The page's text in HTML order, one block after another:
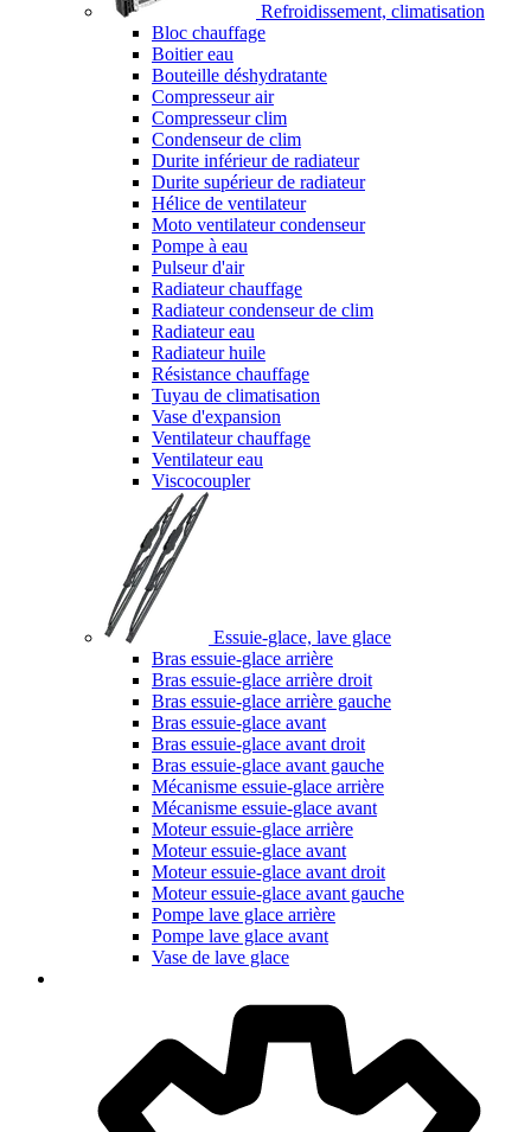
Refroidissement, climatisation
Bloc chauffage
Boitier eau
Bouteille déshydratante
Compresseur air
Compresseur clim
Condenseur de clim
Durite inférieur de radiateur
Durite supérieur de radiateur
Hélice de ventilateur
Moto ventilateur condenseur
Pompe à eau
Pulseur d'air
Radiateur chauffage
Radiateur condenseur de clim
Radiateur eau
Radiateur huile
Résistance chauffage
Tuyau de climatisation
Vase d'expansion
Ventilateur chauffage
Ventilateur eau
Viscocoupler
Essuie-glace, lave glace
Bras essuie-glace arrière
Bras essuie-glace arrière droit
Bras essuie-glace arrière gauche
Bras essuie-glace avant
Bras essuie-glace avant droit
Bras essuie-glace avant gauche
Mécanisme essuie-glace arrière
Mécanisme essuie-glace avant
Moteur essuie-glace arrière
Moteur essuie-glace avant
Moteur essuie-glace avant droit
Moteur essuie-glace avant gauche
Pompe lave glace arrière
Pompe lave glace avant
Vase de lave glace